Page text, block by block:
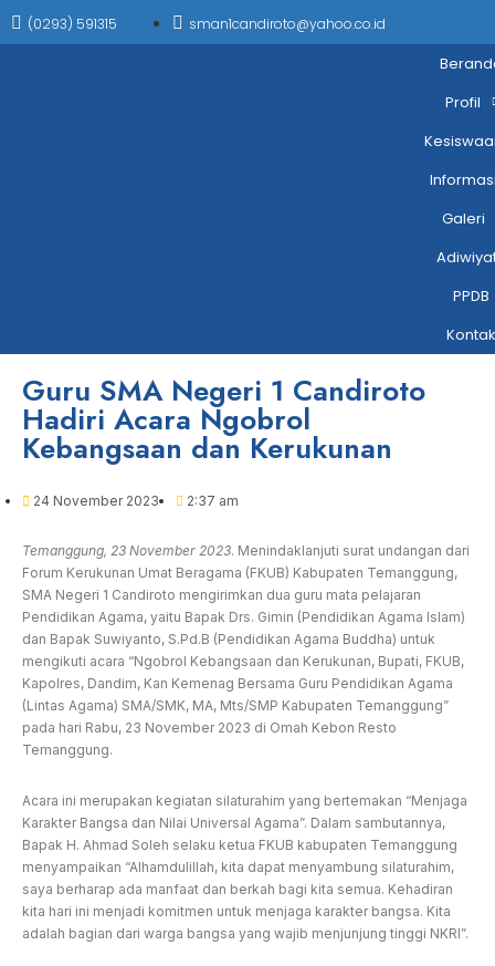
(0293) 591315 sman1candiroto@yahoo.co.id
Profil
Galeri
PPDB
Guru SMA Negeri 1 Candiroto
Hadiri Acara Ngobrol
Kebangsaan dan Kerukunan
24 November 2023 2:37 am
Temanggung, 23 November 2023. Menindaklanjuti surat undangan dari
Forum Kerukunan Umat Beragama (FKUB) Kabupaten Temanggung,
SMA Negeri 1 Candiroto mengirimkan dua guru mata pelajaran
Pendidikan Agama, yaitu Bapak Drs. Gimin (Pendidikan Agama Islam)
dan Bapak Suwiyanto, S.Pd.B (Pendidikan Agama Buddha) untuk
mengikuti acara “Ngobrol Kebangsaan dan Kerukunan, Bupati, FKUB,
Kapolres, Dandim, Kan Kemenag Bersama Guru Pendidikan Agama
(Lintas Agama) SMA/SMK, MA, Mts/SMP Kabupaten Temanggung”
pada hari Rabu, 23 November 2023 di Omah Kebon Resto
Temanggung.
Acara ini merupakan kegiatan silaturahim yang bertemakan “Menjaga
Karakter Bangsa dan Nilai Universal Agama”. Dalam sambutannya,
Bapak H. Ahmad Soleh selaku ketua FKUB kabupaten Temanggung
menyampaikan “Alhamdulillah, kita dapat menyambung silaturahim,
saya berharap ada manfaat dan berkah bagi kita semua. Kehadiran
kita hari ini menjadi komitmen untuk menjaga karakter bangsa. Kita
adalah bagian dari warga bangsa yang wajib menjunjung tinggi NKRI”.